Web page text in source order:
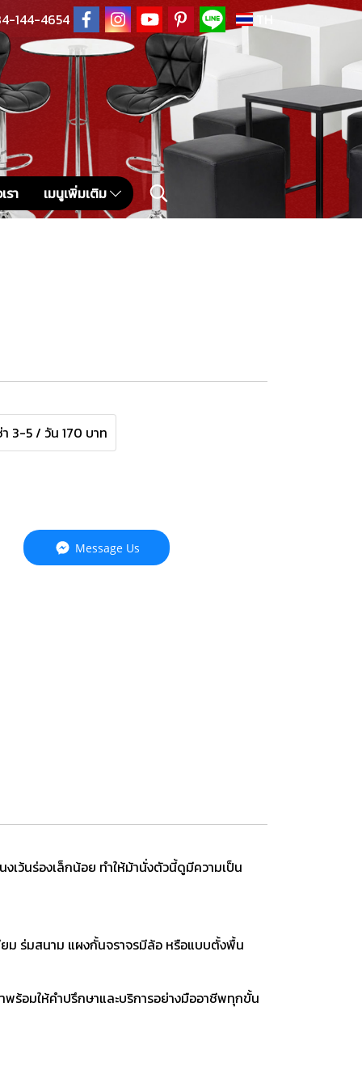
144-4654 TH
รา เมนูเพิ่มเติม
า 3-5 / วัน 170 บาท
Message Us
เว้นร่องเล็กน้อย ทำให้ม้านั่งตัวนี้ดูมีความเป็น
ยม ร่มสนาม แผงกั้นจราจรมีล้อ หรือแบบตั้งพื้น
ร้อมให้คำปรึกษาและบริการอย่างมืออาชีพทุกขั้น